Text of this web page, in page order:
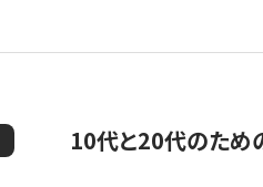
10代と20代のため